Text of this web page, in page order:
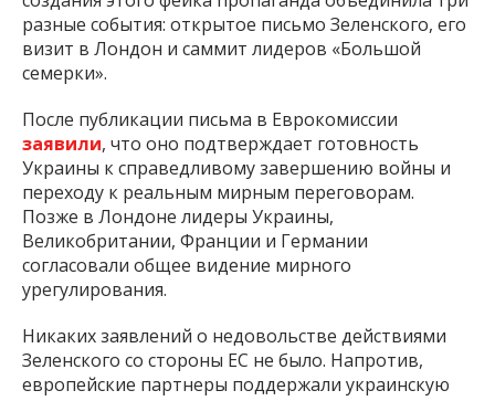
разные события: открытое письмо Зеленского, его
визит в Лондон и саммит лидеров «Большой
семерки».
После публикации письма в Еврокомиссии
заявили, что оно подтверждает готовность
Украины к справедливому завершению войны и
переходу к реальным мирным переговорам.
Позже в Лондоне лидеры Украины,
Великобритании, Франции и Германии
согласовали общее видение мирного
урегулирования.
Никаких заявлений о недовольстве действиями
Зеленского со стороны ЕС не было. Напротив,
европейские партнеры поддержали украинскую